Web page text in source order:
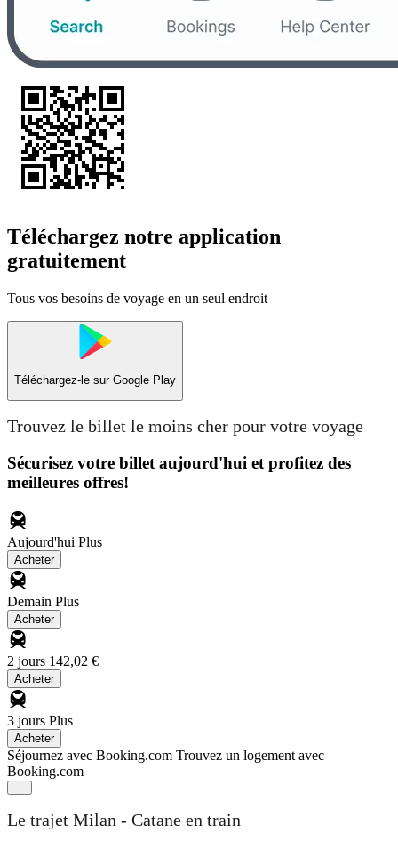
Téléchargez notre application
gratuitement
Tous vos besoins de voyage en un seul endroit
Téléchargez-le sur Google Play
Trouvez le billet le moins cher pour votre voyage
Sécurisez votre billet aujourd'hui et profitez des
meilleures offres!
Aujourd'hui Plus
Acheter
Demain Plus
Acheter
2 jours 142,02 €
Acheter
3 jours Plus
Acheter
Séjournez avec Booking.com Trouvez un logement avec
Booking.com
Le trajet Milan - Catane en train